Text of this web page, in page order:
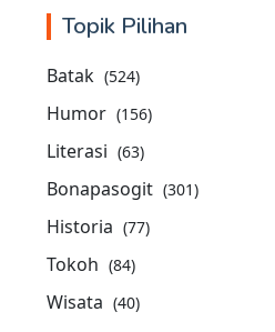
Topik Pilihan
Batak (524)
Humor (156)
Literasi (63)
Bonapasogit (301)
Historia (77)
Tokoh (84)
Wisata (40)